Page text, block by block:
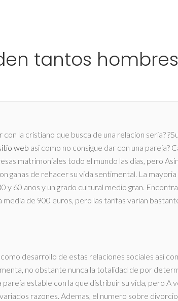
tantos
la cristiano que busca de una relacion seria?
web asi­ como no consigue dar con una pareja?
matrimoniales todo el mundo las dias, pero
ganas de rehacer su vida sentimental. La mayoria
60 anos y un grado cultural medio gran.
de 900 euros, pero las tarifas varian
desarrollo de estas relaciones sociales asi­
no obstante nunca la totalidad de por
estable con la que distribuir su vida, pero A
razones. Ademas, el numero sobre